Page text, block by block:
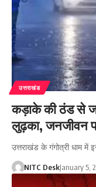
उत्तराखंड
कड़ाके की ठंड से
लुढ़का, जनजीवन
उत्तराखंड के गंगोत्री धाम
NITC DeskJanuary 5,